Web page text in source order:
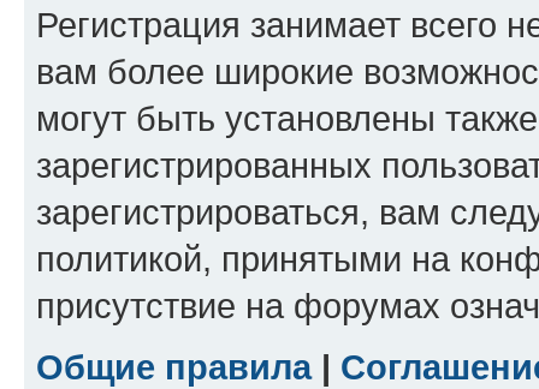
Регистрация занимает всего
вам более широкие
могут быть установлены
зарегистрированных
зарегистрироваться, вам
политикой, принятыми на
присутствие на форумах
Общие правила|